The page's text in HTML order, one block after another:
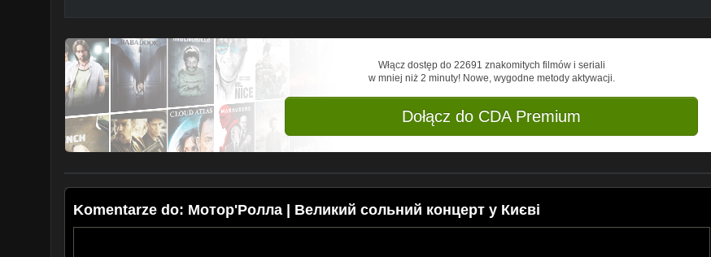
Włącz dostęp do 22691 znakomitych filmów i seriali
w mniej niż 2 minuty! Nowe, wygodne metody aktywacji.
Dołącz do CDA Premium
Komentarze do: Mотор'Ролла | Великий сольний концерт у Києві